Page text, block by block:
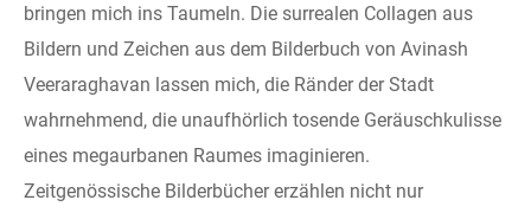
bringen mich ins Taumeln. Die surrealen Collagen aus
Bildern und Zeichen aus dem Bilderbuch von Avinash
Veeraraghavan lassen mich, die Ränder der Stadt
wahrnehmend, die unaufhörlich tosende Geräuschkulisse
eines megaurbanen Raumes imaginieren.
Zeitgenössische Bilderbücher erzählen nicht nur